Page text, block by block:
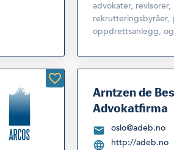
advokater,
rekrutteringsbyråer,
oppdrettsanlegg,
Arntzen de
Advokatfirma
oslo@adeb.no
http://adeb.no